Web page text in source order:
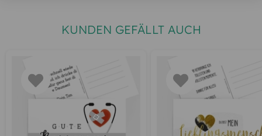
KUNDEN GEFÄLLT AUCH